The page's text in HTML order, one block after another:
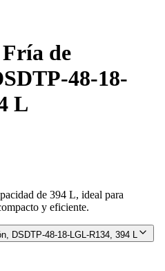
de
48-18-
L
de 394 L, ideal para
y eficiente.
DSDTP-48-18-LGL-R134, 394 L